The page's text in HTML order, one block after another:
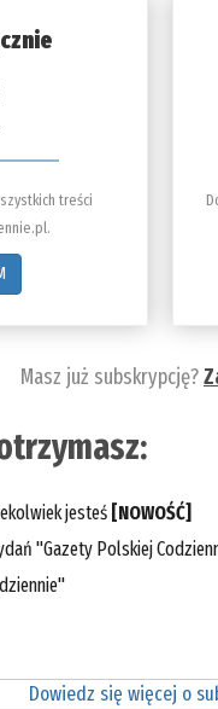
treści
Masz już subskrypcję?
jesteś [NOWOŚĆ]
"Gazety Polskiej
Dowiedz się więcej o